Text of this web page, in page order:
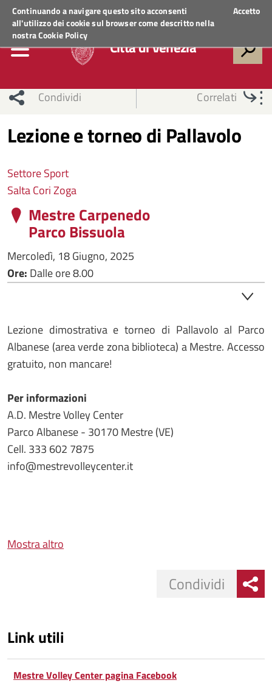
Continuando a navigare questo sito acconsenti
all'utilizzo dei cookie sul browser come descritto nella
nostraCookie Policy
Accetto
Regione VenetoACCEDI AI SERVIZI
Città di Venezia
Condividi Correlati
Lezione e torneo di Pallavolo
Settore Sport
Salta Cori Zoga
Mestre Carpenedo
Parco Bissuola
Mercoledì, 18 Giugno, 2025
Ore: Dalle ore 8.00
Lezione dimostrativa e torneo di Pallavolo al Parco
Albanese (area verde zona biblioteca) a Mestre. Accesso
gratuito, non mancare!
Per informazioni
A.D. Mestre Volley Center
Parco Albanese - 30170 Mestre (VE)
Cell. 333 602 7875
info@mestrevolleycenter.it
Mostra altro
Condividi
Link utili
Mestre Volley Center pagina Facebook